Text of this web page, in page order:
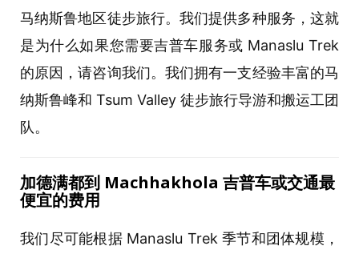
马纳斯鲁地区徒步旅行。我们提供多种服务，这就
是为什么如果您需要吉普车服务或 Manaslu Trek
的原因，请咨询我们。我们拥有一支经验丰富的马
纳斯鲁峰和 Tsum Valley 徒步旅行导游和搬运工团
队。
加德满都到 Machhakhola 吉普车或交通最
便宜的费用
我们尽可能根据 Manaslu Trek 季节和团体规模，